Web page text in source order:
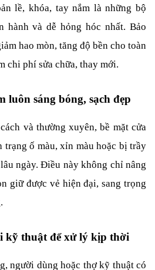
lề, khóa, tay nắm là những bộ
hành và dễ hỏng hóc nhất. Bảo
hao mòn, tăng độ bền cho toàn
chi phí sửa chữa, thay mới.
luôn sáng bóng, sạch đẹp
và thường xuyên, bề mặt cửa
trạng ố màu, xỉn màu hoặc bị trầy
ngày. Điều này không chỉ nâng
giữ được vẻ hiện đại, sang trọng
kỹ thuật để xử lý kịp thời
người dùng hoặc thợ kỹ thuật có